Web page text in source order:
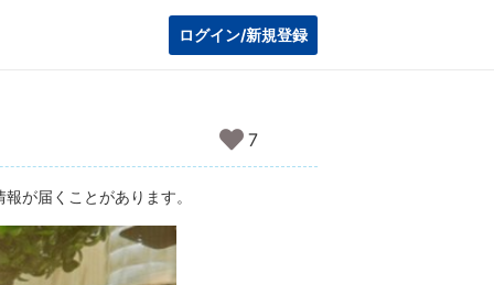
ログイン/新規登録
7
が届くことがあります。